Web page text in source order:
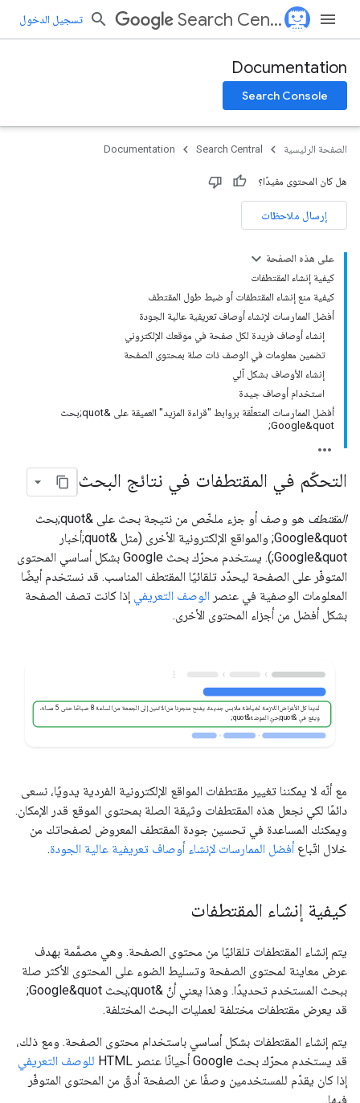
Search Central تسجيل الدخول
Documentation
Search Console
الصفحة الرئيسية Search Central
Documentation
هل كان المحتوى مفيدًا؟
إرسال ملاحظات
على هذه الصفحة
كيفية إنشاء المقتطفات
كيفية منع إنشاء المقتطفات أو ضبط طول المقتطف
أفضل الممارسات لإنشاء أوصاف تعريفية عالية الجودة
إنشاء أوصاف فريدة لكل صفحة في موقعك الإلكتروني
تضمين معلومات في الوصف ذات صلة بمحتوى الصفحة
إنشاء الأوصاف بشكل آلي
استخدام أوصاف جيدة
أفضل الممارسات المتعلّقة بروابط "قراءة المزيد" العميقة على &quot;بحث
Google&quot;
التحكّم في المقتطفات في نتائج البحث
المقتطف
هو وصف أو جزء ملخّص من نتيجة بحث على &quot;بحث
Google&quot; والمواقع الإلكترونية الأخرى (مثل &quot;أخبار
Google&quot;). يستخدم محرّك بحث Google بشكل أساسي المحتوى
المتوفّر على الصفحة ليحدّد تلقائيًا المقتطف المناسب. قد نستخدم أيضًا
المعلومات الوصفية في عنصر الوصف التعريفي إذا كانت تصف الصفحة
بشكل أفضل من أجزاء المحتوى الأخرى.
لدينا كل الأغراض اللازمة لخياطة ملابس جديدة. يفتح متجرنا من الاثنين إلى الجمعة من الساعة 8 صباحًا حتى 5 مساءً،
ويقع في &quot;حيّ الموضة&quot;.
مع أنّه لا يمكننا تغيير مقتطفات المواقع الإلكترونية الفردية يدويًا، نسعى
دائمًا لكي نجعل هذه المقتطفات وثيقة الصلة بمحتوى الموقع قدر الإمكان.
ويمكنك المساعدة في تحسين جودة المقتطف المعروض لصفحاتك من
خلال اتّباعأفضل الممارسات لإنشاء أوصاف تعريفية عالية الجودة.
كيفية إنشاء المقتطفات
يتم إنشاء المقتطفات تلقائيًا من محتوى الصفحة. وهي مصمَّمة بهدف
عرض معاينة لمحتوى الصفحة وتسليط الضوء على المحتوى الأكثر صلة
ببحث المستخدم تحديدًا. وهذا يعني أنّ &quot;بحث Google&quot;
قد يعرض مقتطفات مختلفة لعمليات البحث المختلفة.
يتم إنشاء المقتطفات بشكل أساسي باستخدام محتوى الصفحة. ومع ذلك،
قد يستخدم محرّك بحث Google أحيانًا عنصر HTML
للوصف التعريفي
إذا كان يقدّم للمستخدمين وصفًا عن الصفحة أدقّ من المحتوى المتوفّر
فيها.